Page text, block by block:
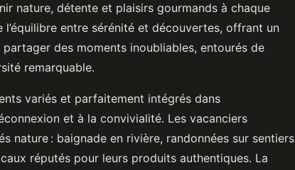
nature, détente et plaisirs gourmands à chaque
entre sérénité et découvertes, offrant un
des moments inoubliables, entourés de
remarquable.
variés et parfaitement intégrés dans
et à la convivialité. Les vacanciers
nature : baignade en rivière, randonnées sur sentiers
réputés pour leurs produits authentiques. La